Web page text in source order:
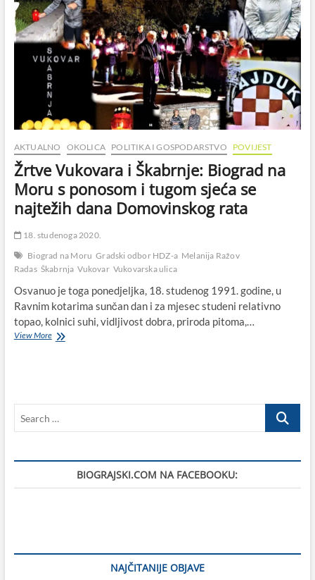
AKTUALNO OKOLICA POLITIKA I GOSPODARSTVO POVIJEST
Žrtve Vukovara i Škabrnje: Biograd na
Moru s ponosom i tugom sjeća se
najtežih dana Domovinskog rata
18. studenoga 2020.
Biograd na Moru Gradski odbor HDZ-a Melanija Ražov
Radas Škabrnja Vukovar Vukovarska ulica
Osvanuo je toga ponedjeljka, 18. studenog 1991. godine, u
Ravnim kotarima sunčan dan i za mjesec studeni relativno
topao, kolnici suhi, vidljivost dobra, priroda pitoma,…
View MoreŽrtve
s
tugom
se
Search
BIOGRAJSKI.COM NA FACEBOOKU:
NAJČITANIJE OBJAVE